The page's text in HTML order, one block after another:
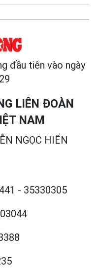
đầu tiên vào ngày
LIÊN ĐOÀN
NAM
NGỌC HIỂN
- 35330305